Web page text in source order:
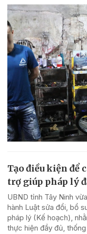
Tạo điều kiện để
trợ giúp pháp lý
UBND tỉnh Tây Ninh
hành Luật sửa đổi, bổ
pháp lý (Kế hoạch),
thực hiện đầy đủ,